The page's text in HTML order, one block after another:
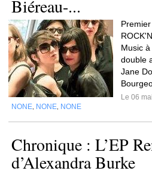
Biéreau-...
Music
double
Jane
Le 06
NONE NONE NONE
Chronique : L’EP
d’Alexandra Burke